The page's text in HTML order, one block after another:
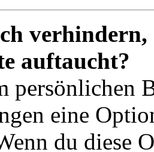
verhindern,
auftaucht?
persönlichen
eine
du diese